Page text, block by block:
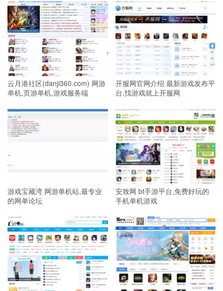
云月港社区(danji360.com) 网游
单机,页游单机,游戏服务端
开服网官网介绍 最新游戏发布平
台,找游戏就上开服网
游戏宝藏湾 网游单机站,最专业
的网单论坛
安致网 bt手游平台,免费好玩的
手机单机游戏